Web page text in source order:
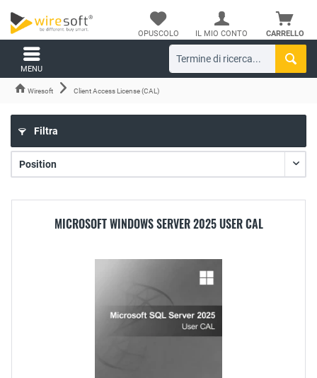
CARRELLO
OPUSCOLO IL MIO CONTO
MENU
Wiresoft Client Access License (CAL)
Filtra
MICROSOFT WINDOWS SERVER 2025 USER CAL